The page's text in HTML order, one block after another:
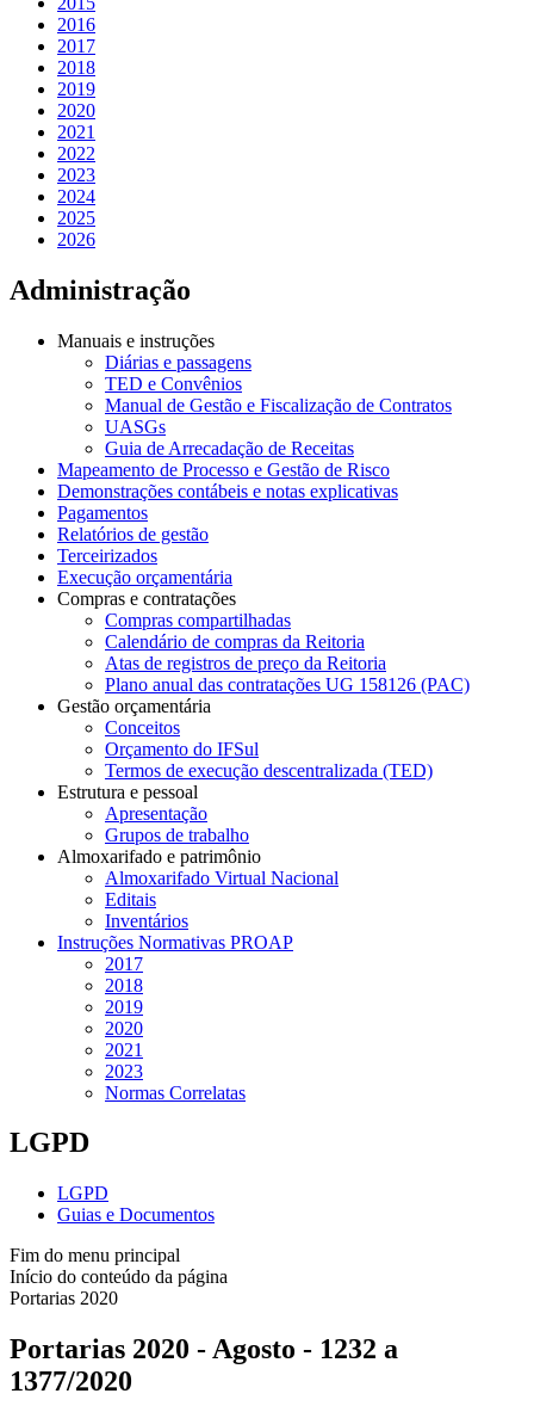
2016
2017
2018
2019
2020
2021
2022
2023
2024
2025
2026
Administração
Manuais e instruções
Diárias e passagens
TED e Convênios
Manual de Gestão e Fiscalização de Contratos
UASGs
Guia de Arrecadação de Receitas
Mapeamento de Processo e Gestão de Risco
Demonstrações contábeis e notas explicativas
Pagamentos
Relatórios de gestão
Terceirizados
Execução orçamentária
Compras e contratações
Compras compartilhadas
Calendário de compras da Reitoria
Atas de registros de preço da Reitoria
Plano anual das contratações UG 158126 (PAC)
Gestão orçamentária
Conceitos
Orçamento do IFSul
Termos de execução descentralizada (TED)
Estrutura e pessoal
Apresentação
Grupos de trabalho
Almoxarifado e patrimônio
Almoxarifado Virtual Nacional
Editais
Inventários
Instruções Normativas PROAP
2017
2018
2019
2020
2021
2023
Normas Correlatas
LGPD
LGPD
Guias e Documentos
Fim do menu principal
Início do conteúdo da página
Portarias 2020
Portarias 2020 - Agosto - 1232 a
1377/2020